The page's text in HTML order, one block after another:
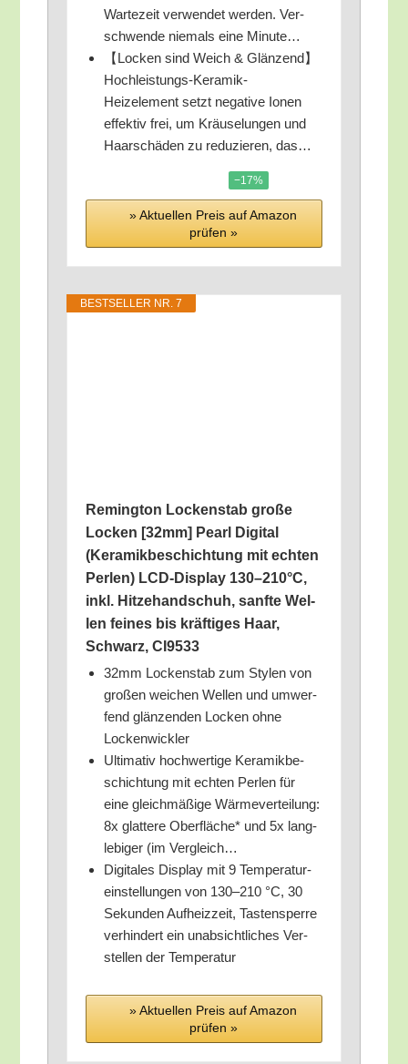
War­te­zeit ver­wen­det wer­den. Ver­
schwen­de nie­mals eine Minute…
【Locken sind Weich & Glänzend】
Hochleistungs-Keramik-
Heizelement setzt nega­ti­ve Ionen
effek­tiv frei, um Kräu­se­lun­gen und
Haar­schä­den zu redu­zie­ren, das…
−17%
» Aktu­el­len Preis auf Ama­zon
prü­fen »
BEST­SEL­LER NR. 7
Reming­ton Locken­stab gro­ße
Locken [32mm] Pearl Digi­tal
(Kera­mik­be­schich­tung mit ech­ten
Per­len) LCD-Dis­play 130–210°C,
inkl. Hit­ze­hand­schuh, sanf­te Wel­
len fei­nes bis kräf­ti­ges Haar,
Schwarz, CI9533
32mm Locken­stab zum Sty­len von
gro­ßen wei­chen Wel­len und umwer­
fend glän­zen­den Locken ohne
Lockenwickler
Ulti­ma­tiv hoch­wer­ti­ge Kera­mik­be­
schich­tung mit ech­ten Per­len für
eine gleich­mä­ßi­ge Wär­me­ver­tei­lung:
8x glat­te­re Ober­flä­che* und 5x lang­
le­bi­ger (im Vergleich…
Digi­ta­les Dis­play mit 9 Tem­pe­ra­tur­
ein­stel­lun­gen von 130–210 °C, 30
Sekun­den Auf­heiz­zeit, Tas­ten­sper­re
ver­hin­dert ein unab­sicht­li­ches Ver­
stel­len der Temperatur
» Aktu­el­len Preis auf Ama­zon
prü­fen »